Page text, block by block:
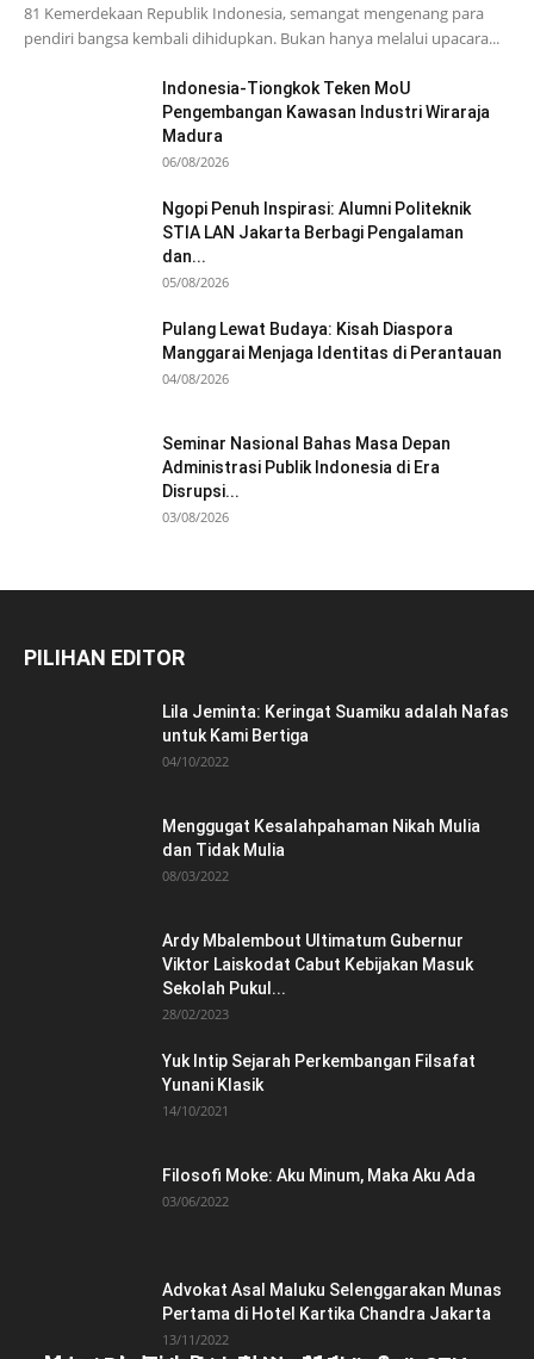
81 Kemerdekaan Republik Indonesia, semangat mengenang para
pendiri bangsa kembali dihidupkan. Bukan hanya melalui upacara...
Indonesia-Tiongkok Teken MoU
Pengembangan Kawasan Industri Wiraraja
Madura
06/08/2026
Ngopi Penuh Inspirasi: Alumni Politeknik
STIA LAN Jakarta Berbagi Pengalaman
dan...
05/08/2026
Pulang Lewat Budaya: Kisah Diaspora
Manggarai Menjaga Identitas di Perantauan
04/08/2026
Seminar Nasional Bahas Masa Depan
Administrasi Publik Indonesia di Era
Disrupsi...
03/08/2026
PILIHAN EDITOR
Lila Jeminta: Keringat Suamiku adalah Nafas
untuk Kami Bertiga
04/10/2022
Menggugat Kesalahpahaman Nikah Mulia
dan Tidak Mulia
08/03/2022
Ardy Mbalembout Ultimatum Gubernur
Viktor Laiskodat Cabut Kebijakan Masuk
Sekolah Pukul...
28/02/2023
Yuk Intip Sejarah Perkembangan Filsafat
Yunani Klasik
14/10/2021
Filosofi Moke: Aku Minum, Maka Aku Ada
03/06/2022
Advokat Asal Maluku Selenggarakan Munas
Pertama di Hotel Kartika Chandra Jakarta
13/11/2022